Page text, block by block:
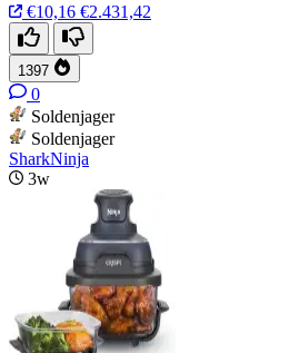
€10,16 €2.431,42
1397
0
Soldenjager
Soldenjager
SharkNinja
3w